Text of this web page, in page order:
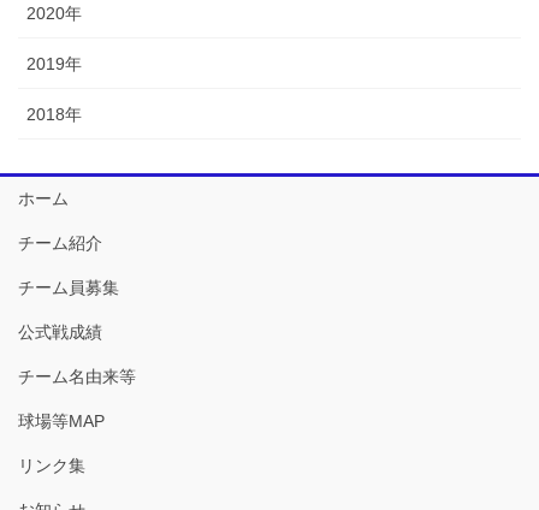
2020年
2019年
2018年
ホーム
チーム紹介
チーム員募集
公式戦成績
チーム名由来等
球場等MAP
リンク集